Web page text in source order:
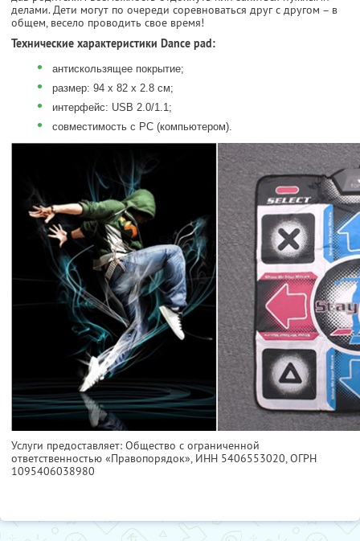
делами. Дети могут по очереди соревноваться друг с другом – в
общем, весело проводить свое время!
Технические характеристики Dance pad:
• антискользящее покрытие;
• размер: 94 х 82 х 2.8 см;
• интерфейс: USB 2.0/1.1;
• совместимость с PC (компьютером).
Услуги предоставляет: Общество с ограниченной
ответственностью «Правопорядок», ИНН 5406553020, ОГРН
1095406038980